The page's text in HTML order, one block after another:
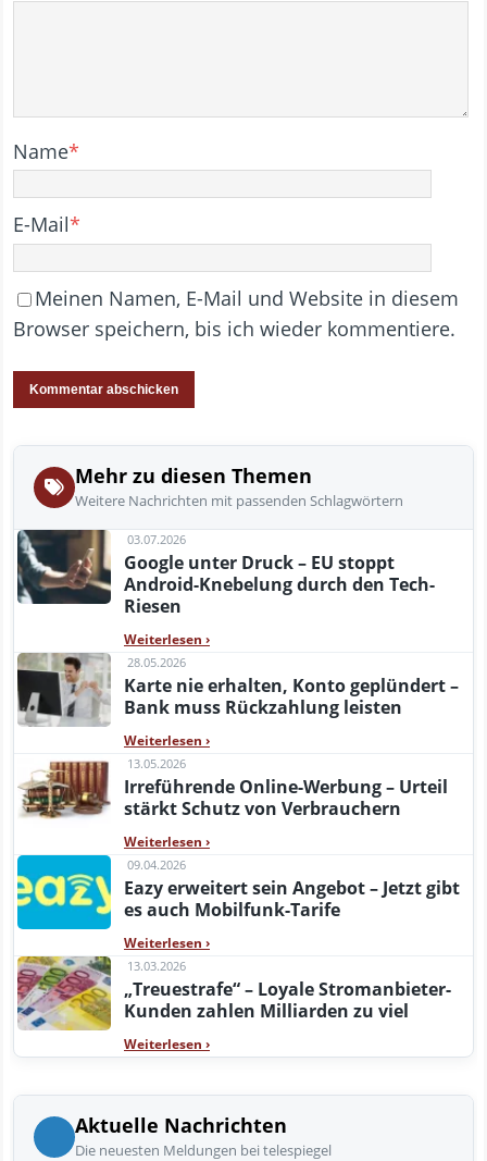
Name*
E-Mail*
Meinen Namen, E-Mail und Website in diesem
Browser speichern, bis ich wieder kommentiere.
Mehr zu diesen Themen
Weitere Nachrichten mit passenden Schlagwörtern
03.07.2026
Google unter Druck – EU stoppt
Android-Knebelung durch den Tech-
Riesen
Weiterlesen ›
28.05.2026
Karte nie erhalten, Konto geplündert –
Bank muss Rückzahlung leisten
Weiterlesen ›
13.05.2026
Irreführende Online-Werbung – Urteil
stärkt Schutz von Verbrauchern
Weiterlesen ›
09.04.2026
Eazy erweitert sein Angebot – Jetzt gibt
es auch Mobilfunk-Tarife
Weiterlesen ›
13.03.2026
„Treuestrafe“ – Loyale Stromanbieter-
Kunden zahlen Milliarden zu viel
Weiterlesen ›
Aktuelle Nachrichten
Die neuesten Meldungen bei telespiegel